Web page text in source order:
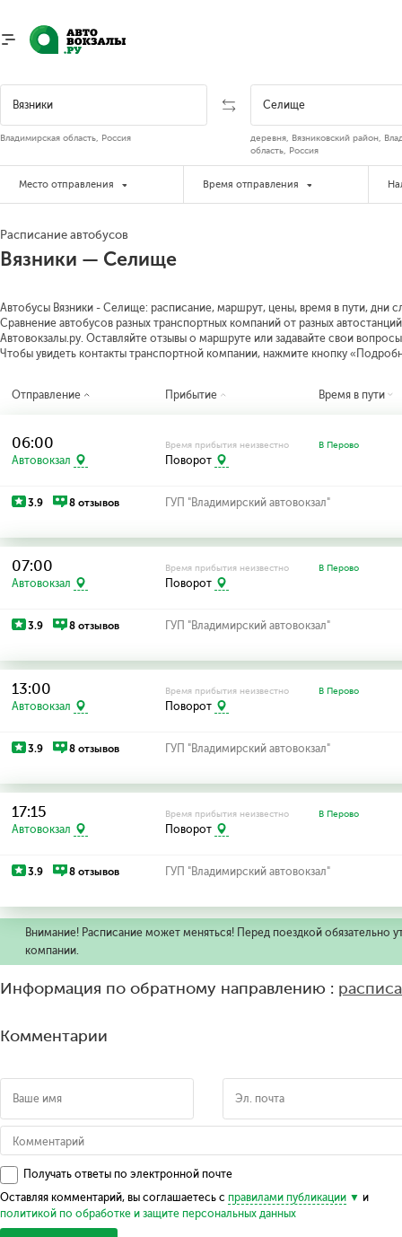
Владимирская область, Россия
деревня, Вязниковский район,
область, Россия
Место отправления Время отправления
Расписание автобусов
Вязники — Селище
Автобусы Вязники - Селище: расписание, маршрут, цены, время в пути, дни
Сравнение автобусов разных транспортных компаний от разных
Автовокзалы.ру. Оставляйте отзывы о маршруте или задавайте свои
Чтобы увидеть контакты транспортной компании, нажмите кнопку
Отправление Прибытие Время в пути
06:00
Автовокзал
Время прибытия неизвестно
Поворот
В Перово
3.9 8 отзывов ГУП "Владимирский автовокзал"
07:00
Автовокзал
Время прибытия неизвестно
Поворот
В Перово
3.9 8 отзывов ГУП "Владимирский автовокзал"
13:00
Автовокзал
Время прибытия неизвестно
Поворот
В Перово
3.9 8 отзывов ГУП "Владимирский автовокзал"
17:15
Автовокзал
Время прибытия неизвестно
Поворот
В Перово
3.9 8 отзывов ГУП "Владимирский автовокзал"
Внимание! Расписание может меняться! Перед поездкой обязательно
компании.
Информация по обратному направлению :
Комментарии
Получать ответы по электронной почте
Оставляя комментарий, вы соглашаетесь с правилами публикации
и
политикой по обработке и защите персональных данных